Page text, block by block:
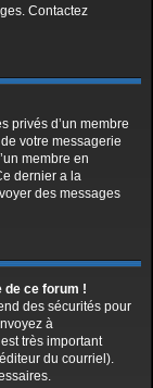
Contactez
privés d’un membre
votre messagerie
membre en
dernier a la
des messages
de ce forum !
des sécurités pour
à
très important
du courriel).